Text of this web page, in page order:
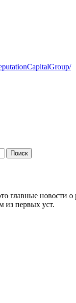
главные новости
из первых уст.